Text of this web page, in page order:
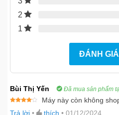
2
1
ĐÁNH
Bùi Thị Yến Đã mua sản phẩm
xếp
Máy này còn không
Trả lời • thích • 01/12/2024